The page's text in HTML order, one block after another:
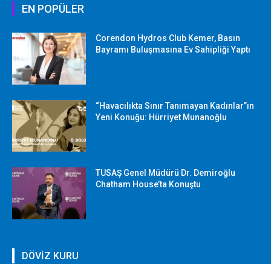
EN POPÜLER
Corendon Hydros Club Kemer, Basın
Bayramı Buluşmasına Ev Sahipliği Yaptı
“Havacılıkta Sınır Tanımayan Kadınlar”ın
Yeni Konuğu: Hürriyet Munanoğlu
TUSAŞ Genel Müdürü Dr. Demiroğlu
Chatham House’ta Konuştu
DÖVİZ KURU